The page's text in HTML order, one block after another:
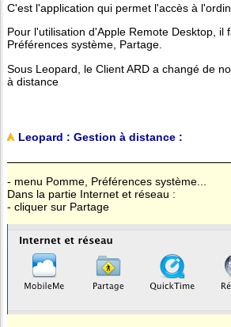
C'est l'application qui permet l'accès à
Pour l'utilisation d'Apple Remote Desktop, il
Préférences système, Partage.
Sous Leopard, le Client ARD a changé de
à distance
Leopard : Gestion à distance :
- menu Pomme, Préférences système...
Dans la partie Internet et réseau :
- cliquer sur Partage